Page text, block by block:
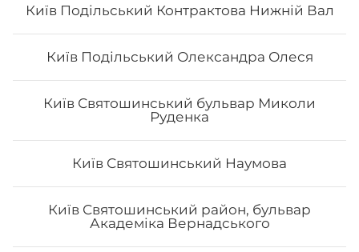
Київ Подільський Контрактова Нижній Вал
Київ Подільський Олександра Олеся
Київ Святошинський бульвар Миколи
Руденка
Київ Святошинський Наумова
Київ Святошинський район, бульвар
Академіка Вернадського
та манго 1/2, філадельфія гриль з манго 1/2, чіз рол 1/2
454 ₴ Хочу